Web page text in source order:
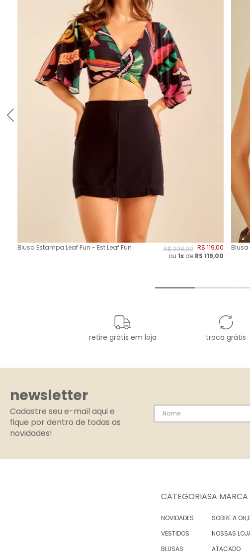
Blusa Estampa Leaf Fun - Est Leaf Fun R$298,00 R$ 119,00
ou 1xde R$ 119,00
retire grátis em loja troca grátis
newsletter
Cadastre seu e-mail aqui e
fique por dentro de todas as
novidades!
CATEGORIAS
NOVIDADES
VESTIDOS
BLUSAS
A MARCA
SOBRE A
NOSSAS
ATACADO